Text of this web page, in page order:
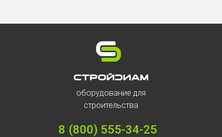
оборудование для
строительства
8 (800) 555-34-25